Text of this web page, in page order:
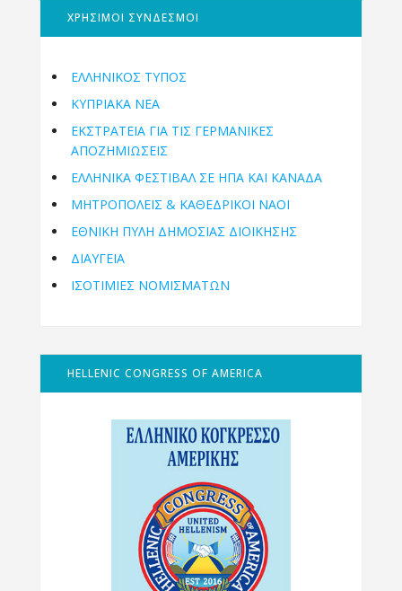
ΧΡΗΣΙΜΟΙ ΣΥΝΔΕΣΜΟΙ
ΕΛΛΗΝΙΚΟΣ ΤΥΠΟΣ
ΚΥΠΡΙΑΚΑ ΝΕΑ
ΕΚΣΤΡΑΤΕΙΑ ΓΙΑ ΤΙΣ ΓΕΡΜΑΝΙΚΕΣ
ΑΠΟΖΗΜΙΩΣΕΙΣ
ΕΛΛΗΝΙΚΆ ΦΕΣΤΙΒΆΛ ΣΕ ΗΠΑ ΚΑΙ ΚΑΝΑΔΑ
ΜΗΤΡΟΠΌΛΕΙΣ & ΚΑΘΕΔΡΙΚΟΊ ΝΑΟΊ
ΕΘΝΙΚΉ ΠΎΛΗ ΔΗΜΌΣΙΑΣ ΔΙΟΊΚΗΣΗΣ
ΔΙΑΥΓΕΙΑ
ΙΣΟΤΙΜΙΕΣ ΝΟΜΙΣΜΑΤΩΝ
HELLENIC CONGRESS OF AMERICA